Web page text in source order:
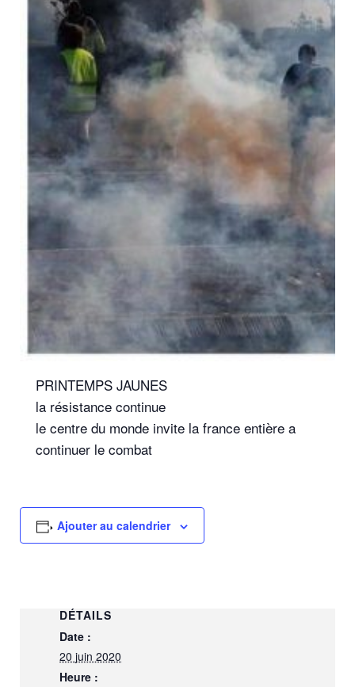
PRINTEMPS JAUNES
la résistance continue
le centre du monde invite la france entière a
continuer le combat
Ajouter au calendrier
DÉTAILS
Date :
20 juin 2020
Heure :